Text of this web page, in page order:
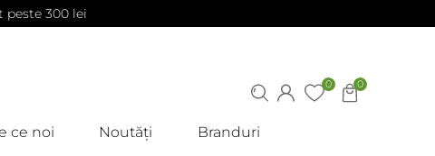
peste 300 lei
0
0
ce noi Noutăți Branduri